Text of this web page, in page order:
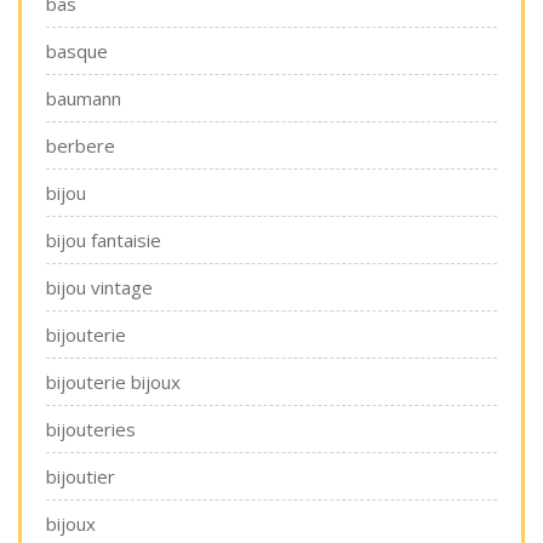
basque
baumann
berbere
bijou
bijou fantaisie
bijou vintage
bijouterie
bijouterie bijoux
bijouteries
bijoutier
bijoux